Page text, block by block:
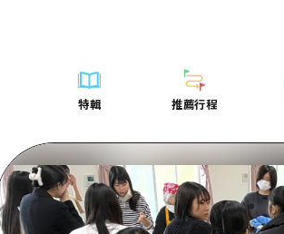
特輯
騎自行車
購物
學習·體驗
標準
推薦行程
列表
Dive! Hiroshima 官方向導
廣島市內
安芸
列表
存取
美食·酒水 世界遺產
歷史·文化
自然
Dive! Hiroshima 官方向導
藝北
宮島周邊
東山口
美北
藝北
宮島周邊
廣島免費 Wi-Fi
面向外國遊客的街角旅遊信息中心
廣島視頻